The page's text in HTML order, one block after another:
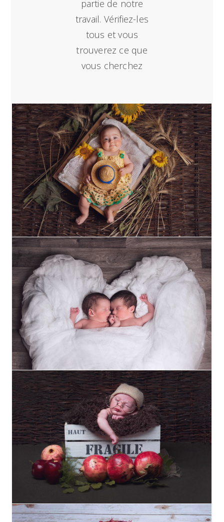
partie de notre
travail. Vérifiez-les
tous et vous
trouverez ce que
vous cherchez